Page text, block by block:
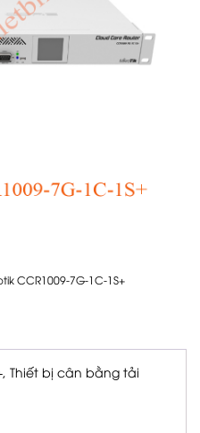
CCR1009-7G-1C-1S+
Thiết bị cân bằng tải